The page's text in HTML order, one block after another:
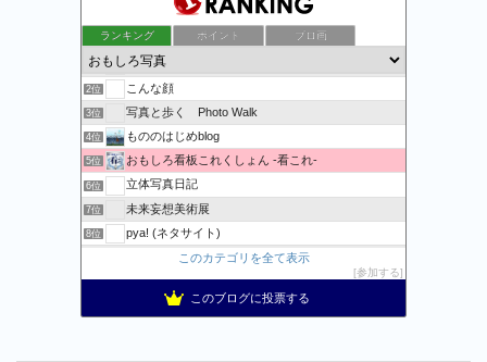
ランキング ポイント ブロ画
1位 万物秘宝館
2位 こんな顔
3位 写真と歩く Photo Walk
4位 もののはじめblog
5位 おもしろ看板これくしょん -看これ-
6位 立体写真日記
7位 未来妄想美術展
8位 pya! (ネタサイト)
記事一覧 | 野鳥との日常生活を綴る - 楽天ブログ
10位 おまたせくまちゃん、たま〜に更新。
Apple・任天堂情報局
このカテゴリを全て表示
参加する
このブログに投票する